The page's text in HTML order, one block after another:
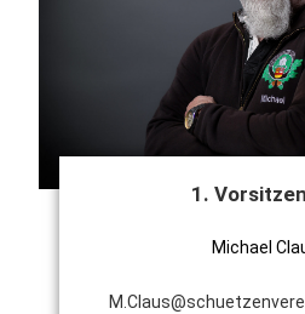
1.
Michael